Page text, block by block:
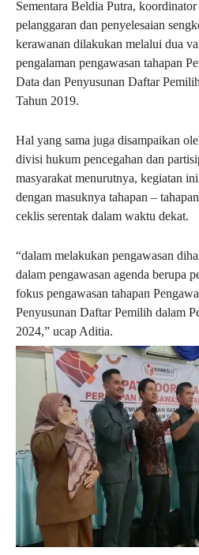
Sementara Beldia Putra,
pelanggaran dan penyelesaian
kerawanan dilakukan melalui dua
pengalaman pengawasan tahapan
Data dan Penyusunan Daftar
Tahun 2019.
Hal yang sama juga disampaikan
divisi hukum pencegahan dan
masyarakat menurutnya, kegiatan
dengan masuknya tahapan –
ceklis serentak dalam waktu dekat.
“dalam melakukan pengawasan
dalam pengawasan agenda berupa
fokus pengawasan tahapan
Penyusunan Daftar Pemilih dalam
2024,” ucap Aditia.